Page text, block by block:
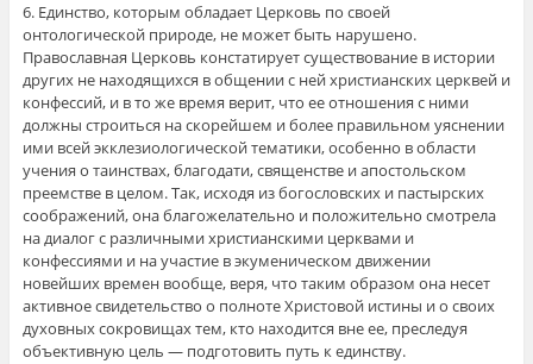
6. Единство, которым обладает Церковь по своей
онтологической природе, не может быть нарушено.
Православная Церковь констатирует существование в истории
других не находящихся в общении с ней христианских церквей и
конфессий, и в то же время верит, что ее отношения с ними
должны строиться на скорейшем и более правильном уяснении
ими всей экклезиологической тематики, особенно в области
учения о таинствах, благодати, священстве и апостольском
преемстве в целом. Так, исходя из богословских и пастырских
соображений, она благожелательно и положительно смотрела
на диалог с различными христианскими церквами и
конфессиями и на участие в экуменическом движении
новейших времен вообще, веря, что таким образом она несет
активное свидетельство о полноте Христовой истины и о своих
духовных сокровищах тем, кто находится вне ее, преследуя
объективную цель — подготовить путь к единству.